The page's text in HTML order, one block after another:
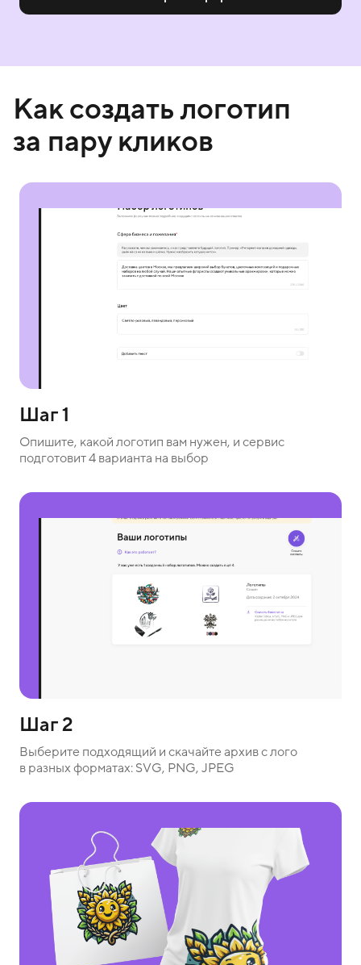
Как создать логотип
за пару кликов
Шаг 1
Опишите, какой логотип вам нужен, и сервис
подготовит 4 варианта на выбор
Шаг 2
Выберите подходящий и скачайте архив с лого
в разных форматах: SVG, PNG, JPEG